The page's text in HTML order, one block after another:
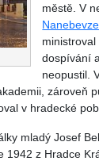
městě. V
dospívání
neopustil.
zároveň
v hradecké
mladý Josef
1942 z Hradce